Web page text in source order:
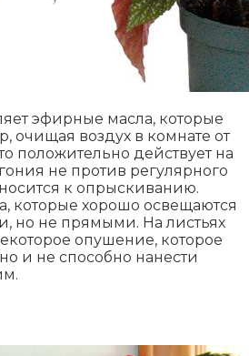
эфирные масла, которые
очищая воздух в комнате от
положительно действует на
не против регулярного
к опрыскиванию.
которые хорошо освещаются
но не прямыми. На листьях
опушение, которое
и не способно нанести